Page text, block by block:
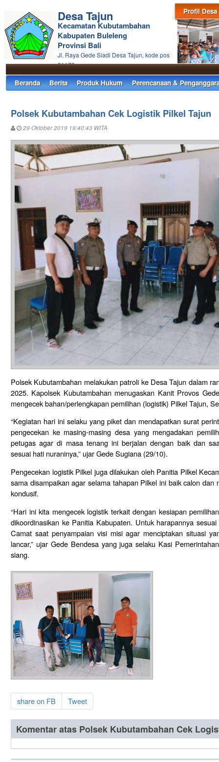
Profil Desa
Desa Tajun
Kecamatan Kubutambahan
Kabupaten Buleleng
Provinsi Bali
Jl. Raya Gede Siadi Desa Tajun, kode pos
81172
Beranda Berita Produk Hukum Perencanaan &
Polsek Kubutambahan Cek Logistik Pilkel Tajun
29 Oktober 2019 19:40:43 WITA
Polsek Kubutambahan melakukan patroli ke Desa Tajun dalam
2025. Kapolsek Kubutambahan menugaskan Kanit Provos
mengecek bahan/perlengkapan pemilihan (logistik) Pilkel Tajun,
“Kegiatan hari ini selaku yang piket dan mendapatkan surat
pengecekan ke masing-masing desa yang mengadakan
petugas agar di masa tenang ini berjalan dengan baik dan
sesuai hati nuraninya,” ujar Gede Sugiana (29/10).
Pengecekan logistik Pilkel juga dilakukan oleh Panitia Pilkel
sama disampaikan agar selama tahapan Pilkel ini baik calon dan
kondusif.
“Hari ini kita mengecek logistik terkait dengan kesiapan
dikoordinasikan ke Panitia Kabupaten. Untuk harapannya
Camat saat penyampaian visi misi agar menciptakan situasi
lancar,” ujar Gede Bendesa yang juga selaku Kasi
siang.
share on FB Tweet
Komentar atas Polsek Kubutambahan Cek